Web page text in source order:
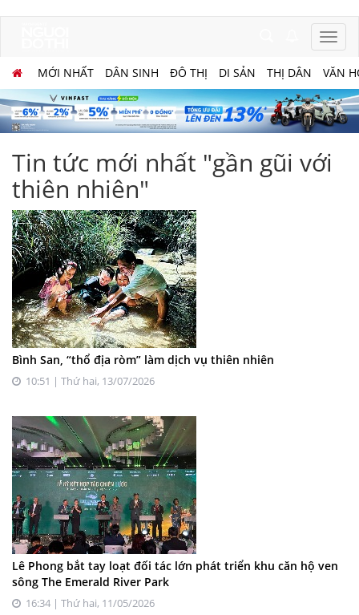
MỚI NHẤT DÂN SINH ĐÔ THỊ DI SẢN THỊ DÂN VĂN
Tin tức mới nhất "gần gũi với
thiên nhiên"
Bình San, “thổ địa ròm” làm dịch vụ thiên nhiên
10:51 | Thứ hai, 13/07/2026
Lê Phong bắt tay loạt đối tác lớn phát triển khu căn hộ ven
sông The Emerald River Park
16:34 | Thứ hai, 11/05/2026